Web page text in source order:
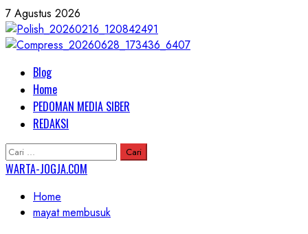
Skip
to
content
7 Agustus 2026
Primary
Menu
Blog
Home
PEDOMAN MEDIA SIBER
REDAKSI
Cari
untuk:
WARTA-JOGJA.COM
Home
mayat membusuk